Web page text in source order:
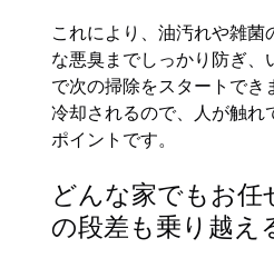
これにより、油汚れや雑
な悪臭までしっかり防ぎ
で次の掃除をスタートでき
冷却されるので、人が触れ
ポイントです。
どんな家でもお
の段差も乗り越え